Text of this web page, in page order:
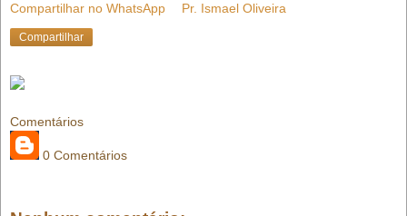
Compartilhar no WhatsApp Pr. Ismael Oliveira
Compartilhar
Comentários
0 Comentários